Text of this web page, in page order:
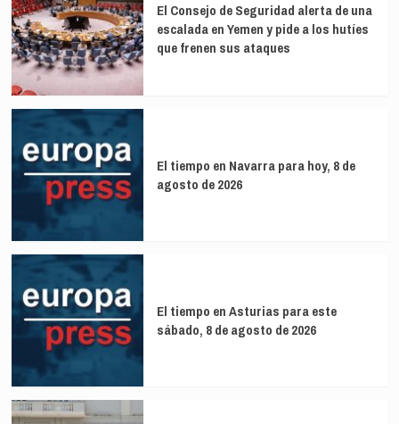
El Consejo de Seguridad alerta de una
escalada en Yemen y pide a los hutíes
que frenen sus ataques
El tiempo en Navarra para hoy, 8 de
agosto de 2026
El tiempo en Asturias para este
sábado, 8 de agosto de 2026